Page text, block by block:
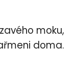
moku,
doma.